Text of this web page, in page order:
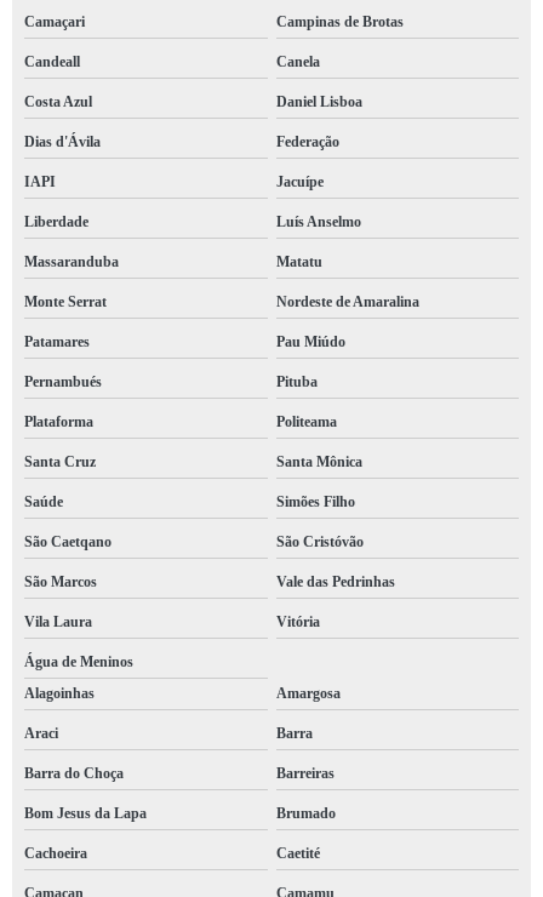
Camaçari Campinas de Brotas
Candeall Canela
Costa Azul Daniel Lisboa
Dias d'Ávila Federação
IAPI Jacuípe
Liberdade Luís Anselmo
Massaranduba Matatu
Monte Serrat Nordeste de Amaralina
Patamares Pau Miúdo
Pernambués Pituba
Plataforma Politeama
Santa Cruz Santa Mônica
Saúde Simões Filho
São Caetqano São Cristóvão
São Marcos Vale das Pedrinhas
Vila Laura Vitória
Água de Meninos
Alagoinhas
Amargosa
Araci Barra
Barra do Choça Barreiras
Bom Jesus da Lapa Brumado
Cachoeira Caetité
Camacan Camamu